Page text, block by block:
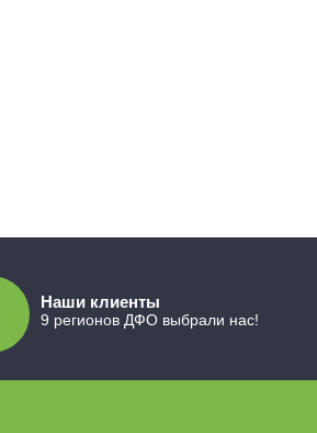
Наши клиенты
9 регионов ДФО выбрали нас!